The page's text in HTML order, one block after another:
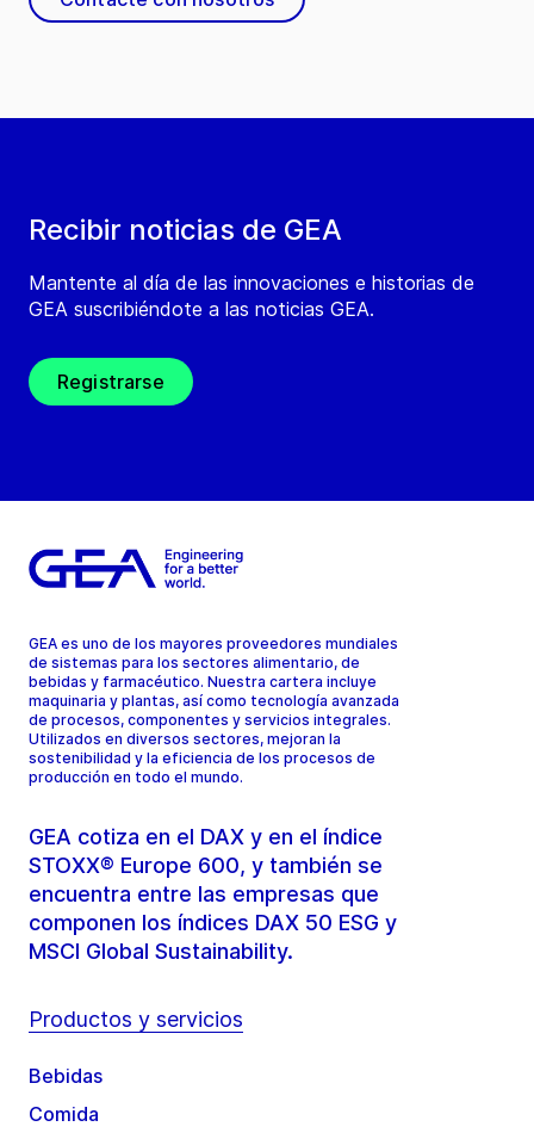
Recibir noticias de GEA
Mantente al día de las innovaciones e historias de
GEA suscribiéndote a las noticias GEA.
Registrarse
GEA es uno de los mayores proveedores mundiales
de sistemas para los sectores alimentario, de
bebidas y farmacéutico. Nuestra cartera incluye
maquinaria y plantas, así como tecnología avanzada
de procesos, componentes y servicios integrales.
Utilizados en diversos sectores, mejoran la
sostenibilidad y la eficiencia de los procesos de
producción en todo el mundo.
GEA cotiza en el DAX y en el índice
STOXX® Europe 600, y también se
encuentra entre las empresas que
componen los índices DAX 50 ESG y
MSCI Global Sustainability.
Productos y servicios
Bebidas
Comida